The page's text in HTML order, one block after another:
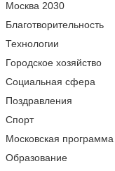
Москва 2030
Благотворительность
Технологии
Городское хозяйство
Социальная сфера
Поздравления
Спорт
Московская
Образование